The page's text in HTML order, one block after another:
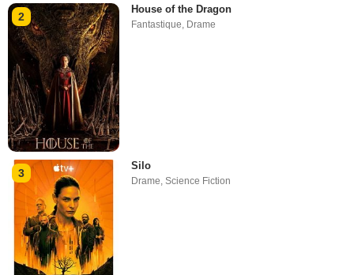
2
House of the Dragon
Fantastique Drame
3
Silo
Drame,Science Fiction